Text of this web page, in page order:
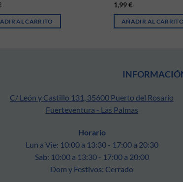
AL CARRITO
1,99€
AÑADIR AL CARRITO
C/ León y Castillo 131, 35600 Puerto del Rosario
Fuerteventura - Las Palmas
Horario
Lun a Vie: 10:00 a 13:30 - 17:00 a 20:30
Sab: 10:00 a 13:30 - 17:00 a 20:00
Dom y Festivos: Cerrado